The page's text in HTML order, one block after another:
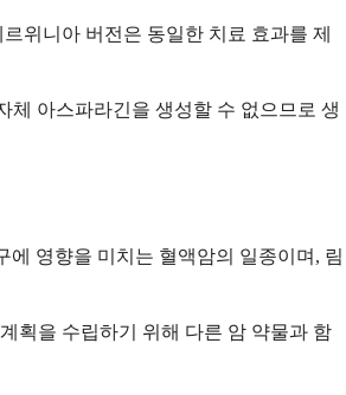
위니아 버전은 동일한 치료 효과를 제
아스파라긴을 생성할 수 없으므로 생
영향을 미치는 혈액암의 일종이며, 림
획을 수립하기 위해 다른 암 약물과 함